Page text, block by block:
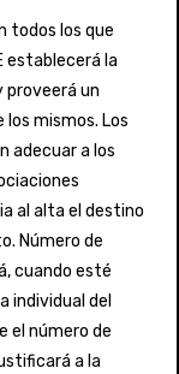
todos los que
establecerá la
proveerá un
mismos. Los
adecuar a los
al alta el destino
Número de
cuando esté
individual del
el número de
a la